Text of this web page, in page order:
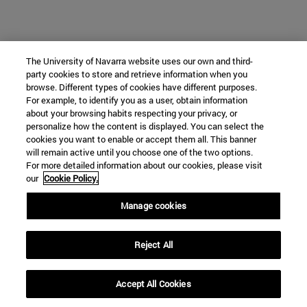
The University of Navarra website uses our own and third-
party cookies to store and retrieve information when you
browse. Different types of cookies have different purposes.
For example, to identify you as a user, obtain information
about your browsing habits respecting your privacy, or
personalize how the content is displayed. You can select the
cookies you want to enable or accept them all. This banner
will remain active until you choose one of the two options.
For more detailed information about our cookies, please visit
our Cookie Policy.
Manage cookies
Reject All
Accept All Cookies